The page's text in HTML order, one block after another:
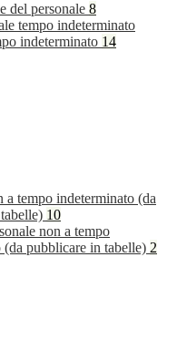
del personale 8
tempo indeterminato
indeterminato 14
a tempo indeterminato (da
10
non a tempo
(da pubblicare in tabelle) 2